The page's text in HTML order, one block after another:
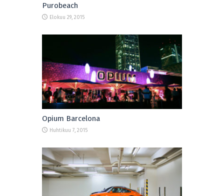
Purobeach
Elokuu 29, 2015
Opium Barcelona
Huhtikuu 7, 2015